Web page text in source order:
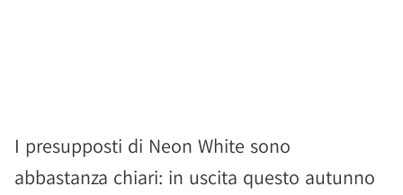
I presupposti di Neon White sono
abbastanza chiari: in uscita questo autunno